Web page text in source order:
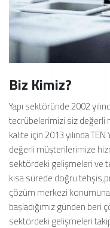
Biz Kimiz?
Yapı sektöründe 2002
tecrübelerimizi siz değerli
kalite için 2013 yılında
değerli müşterilerimize
sektördeki gelişmeleri ve
kısa sürede doğru
çözüm merkezi konumuna
başladığımız günden beri
sektördeki gelişmeleri